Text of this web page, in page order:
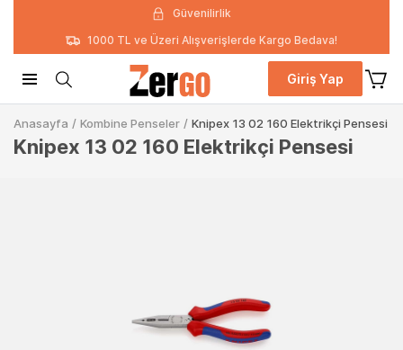
Güvenilirlik
1000 TL ve Üzeri Alışverişlerde Kargo Bedava!
Giriş Yap
Anasayfa / Kombine Penseler / Knipex 13 02 160 Elektrikçi Pensesi
Knipex 13 02 160 Elektrikçi Pensesi